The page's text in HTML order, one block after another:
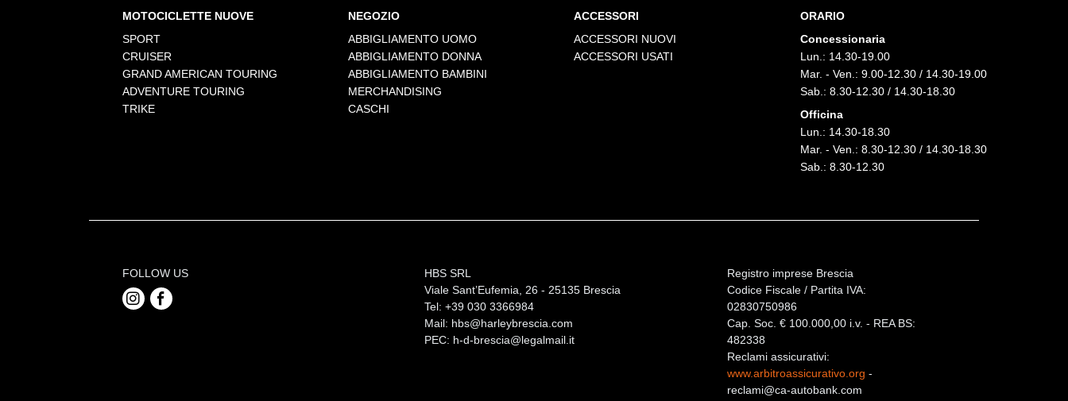
MOTOCICLETTE NUOVE
SPORT
CRUISER
GRAND AMERICAN TOURING
ADVENTURE TOURING
TRIKE
NEGOZIO
ABBIGLIAMENTO UOMO
ABBIGLIAMENTO DONNA
ABBIGLIAMENTO BAMBINI
MERCHANDISING
CASCHI
ACCESSORI
ACCESSORI NUOVI
ACCESSORI USATI
ORARIO
Concessionaria
Lun.: 14.30-19.00
Mar. - Ven.: 9.00-12.30 / 14.30-19.00
Sab.: 8.30-12.30 / 14.30-18.30
Officina
Lun.: 14.30-18.30
Mar. - Ven.: 8.30-12.30 / 14.30-18.30
Sab.: 8.30-12.30
FOLLOW US
HBS SRL
Viale Sant’Eufemia, 26 - 25135 Brescia
Tel: +39 030 3366984
Mail: hbs@harleybrescia.com
PEC: h-d-brescia@legalmail.it
Registro imprese Brescia
Codice Fiscale / Partita IVA:
02830750986
Cap. Soc. € 100.000,00 i.v. - REA BS:
482338
Reclami assicurativi:
www.arbitroassicurativo.org -
reclami@ca-autobank.com